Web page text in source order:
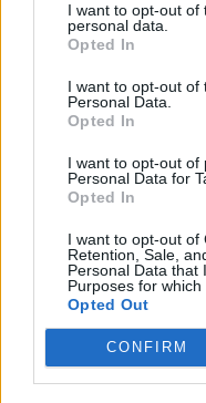
I want to opt-out of
personal data.
Opted In
I want to opt-out of
Personal Data.
Opted In
I want to opt-out of
Personal Data for
Opted In
I want to opt-out of
Retention, Sale,
Personal Data that
Purposes for which
Opted Out
CONFIRM
τίμημα, μιας και
εναντίον της.
Ολίβια δεν
μια τελευταία
άνθρωπο που
εαυτό. Και στο
μάχη για την
ήδη τις δικές της".
Η 30χρονη
πρώτη από το